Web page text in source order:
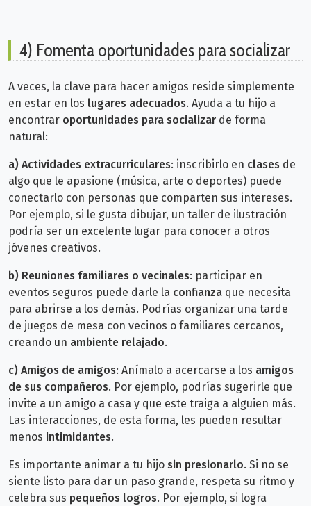
4) Fomenta oportunidades para socializar
A veces, la clave para hacer amigos reside simplemente
en estar en los lugares adecuados. Ayuda a tu hijo a
encontrar oportunidades para socializar de forma
natural:
a) Actividades extracurriculares: inscribirlo en clases de
algo que le apasione (música, arte o deportes) puede
conectarlo con personas que comparten sus intereses.
Por ejemplo, si le gusta dibujar, un taller de ilustración
podría ser un excelente lugar para conocer a otros
jóvenes creativos.
b) Reuniones familiares o vecinales: participar en
eventos seguros puede darle la confianza que necesita
para abrirse a los demás. Podrías organizar una tarde
de juegos de mesa con vecinos o familiares cercanos,
creando un ambiente relajado.
c) Amigos de amigos: Anímalo a acercarse a los amigos
de sus compañeros. Por ejemplo, podrías sugerirle que
invite a un amigo a casa y que este traiga a alguien más.
Las interacciones, de esta forma, les pueden resultar
menos intimidantes.
Es importante animar a tu hijo sin presionarlo. Si no se
siente listo para dar un paso grande, respeta su ritmo y
celebra sus pequeños logros. Por ejemplo, si logra